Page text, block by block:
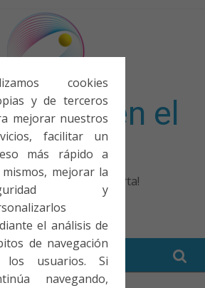
cookies
y de terceros
mejorar nuestros
facilitar un
más rápido a
mejorar la
y
el análisis de
de navegación
los usuarios. Si
navegando,
entra en el
solo el examen importa!